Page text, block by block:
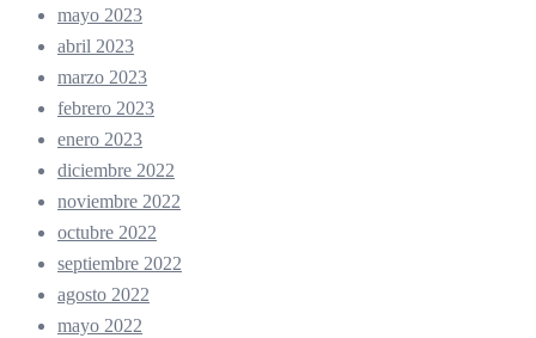
mayo 2023
abril 2023
marzo 2023
febrero 2023
enero 2023
diciembre 2022
noviembre 2022
octubre 2022
septiembre 2022
agosto 2022
mayo 2022